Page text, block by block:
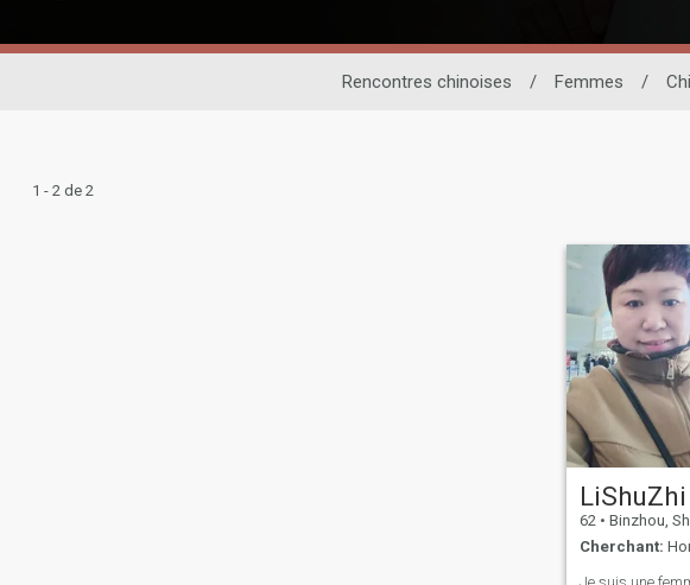
Rencontres chinoises / Femmes /
1 - 2 de 2
LiShuZhi
62 • Binzhou,
Cherchant: